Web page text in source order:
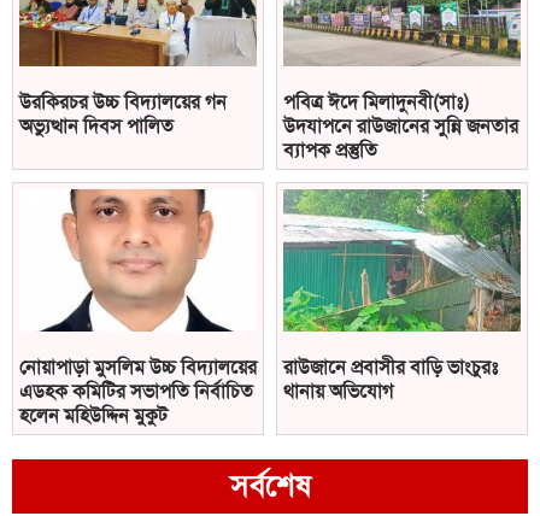
উরকিরচর উচ্চ বিদ্যালয়ের গন
অভ্যুত্থান দিবস পালিত
পবিত্র ঈদে মিলাদুনবী(সাঃ)
উদযাপনে রাউজানের সুন্নি জনতার
ব্যাপক প্রস্তুতি
নোয়াপাড়া মুসলিম উচ্চ বিদ্যালয়ের
এডহক কমিটির সভাপতি নির্বাচিত
হলেন মহিউদ্দিন মুকুট
রাউজানে প্রবাসীর বাড়ি ভাংচুরঃ
থানায় অভিযোগ
সর্বশেষ